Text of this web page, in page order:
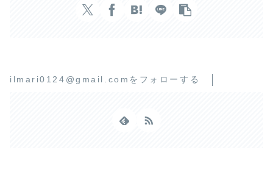
ilmari0124@gmail.comをフォローする